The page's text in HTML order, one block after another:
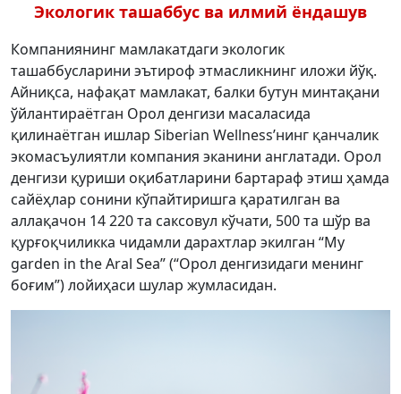
Экологик ташаббус ва илмий ёндашув
Компаниянинг мамлакатдаги экологик
ташаббусларини эътироф этмасликнинг иложи йўқ.
Айниқса, нафақат мамлакат, балки бутун минтақани
ўйлантираётган Орол денгизи масаласида
қилинаётган ишлар Siberian Wellness’нинг қанчалик
экомасъулиятли компания эканини англатади. Орол
денгизи қуриши оқибатларини бартараф этиш ҳамда
сайёҳлар сонини кўпайтиришга қаратилган ва
аллақачон 14 220 та саксовул кўчати, 500 та шўр ва
қурғоқчиликка чидамли дарахтлар экилган “My
garden in the Aral Sea” (“Орол денгизидаги менинг
боғим”) лойиҳаси шулар жумласидан.